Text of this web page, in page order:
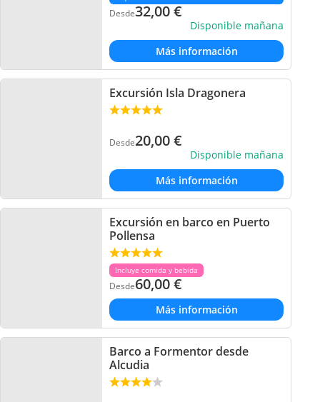
Desde32,00€
Disponible mañana
Más información
Excursión Isla Dragonera
Desde20,00€
Disponible mañana
Más información
Excursión en barco en Puerto
Pollensa
Incluye comida y bebida
Desde60,00€
Más información
Barco a Formentor desde
Alcudia